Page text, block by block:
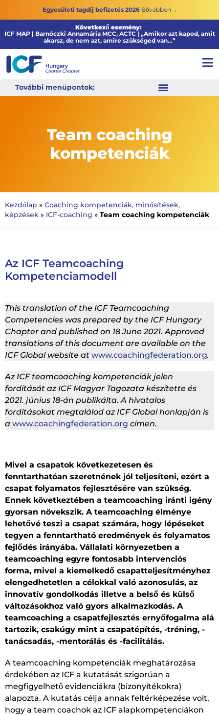
Egyesületi tagdíj befizetés 2026 Bővebben→
Következő esemény:
ICF MAP | Barnóczki Annamária MCC, ACTC | „Amikor azt kapod, amit
akarsz, de nem azt, amire szükséged van…”
További menüpontok:
Team coaching
kompetenciák
Kezdőlap » Coaching kompetenciák, minősítések,
képzések » ICF-coaching » Team coaching kompetenciák
Az ICF Teamcoaching
Kompetenciamodell
This translation of the ICF Teamcoaching
Competencies was prepared by the ICF Hungary
Chapter and published on 18 June 2021. Approved
translations of this document are available on the
ICF Global website at www.coachingfederation.org.
Az ICF teamcoaching kompetenciák jelen
fordítását az ICF Magyar Tagozata készítette és
2021. június 18-án publikálta. A hivatalos
fordításokat megtalálod az ICF Global honlapján is
a www.coachingfederation.org címen.
Mivel a csapatok következetesen és
fenntarthatóan szeretnének jól teljesíteni, ezért a
csapat folyamatos fejlesztésére van szükség.
Ennek következtében a teamcoaching iránti igény
gyorsan növekszik. A teamcoaching élménye
lehetővé teszi a csapat számára, hogy lépéseket
tegyen a fenntartható eredmények és folyamatos
fejlődés irányába. Vállalati környezetben a
teamcoaching egyre fontosabb intervenciós
forma, mivel a kiemelkedő csapatteljesítményhez
elengedhetetlen a célokkal való azonosulás, az
innovatív gondolkodás illetve a belső és külső
változásokhoz való gyors alkalmazkodás. A
teamcoaching a csapatfejlesztés ernyőfogalma alá
tartozik, csakúgy mint a csapatépítés, -tréning, -
tanácsadás, -mentorálás és -facilitálás.
A teamcoaching kompetenciák meghatározása
érdekében az ICF a kutatását szigorúan a
megfigyelhető evidenciákra (bizonyítékokra)
alapozta. A kutatás célja annak feltérképezése volt,
hogy a team coachok az ICF alapkompetenciákon